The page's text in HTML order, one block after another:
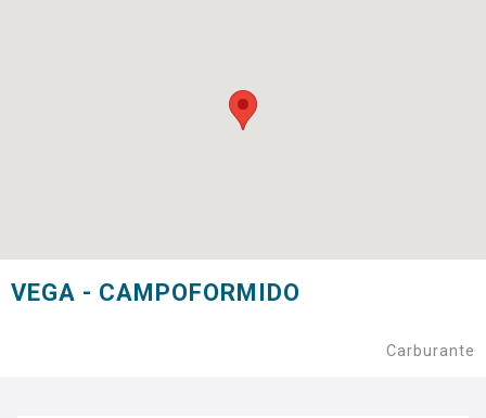
VEGA - CAMPOFORMIDO
Carburante